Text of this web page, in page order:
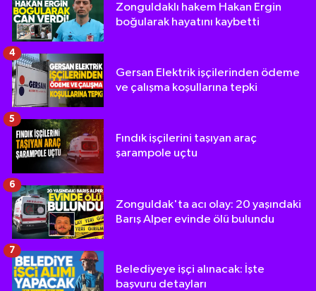
Zonguldaklı hakem Hakan Ergin
boğularak hayatını kaybetti
Gersan Elektrik işçilerinden ödeme
ve çalışma koşullarına tepki
4
Fındık işçilerini taşıyan araç
şarampole uçtu
5
Zonguldak'ta acı olay: 20 yaşındaki
Barış Alper evinde ölü bulundu
6
Belediyeye işçi alınacak: İşte
başvuru detayları
7